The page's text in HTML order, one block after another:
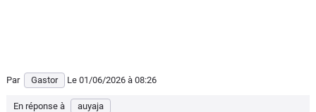
Par Gastor Le 01/06/2026 à 08:26
En réponse à auyaja